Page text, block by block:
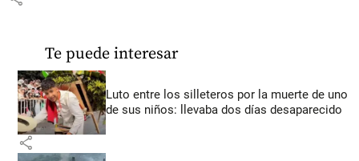
Te puede interesar
Luto entre los silleteros por la muerte de uno
de sus niños: llevaba dos días desaparecido
share